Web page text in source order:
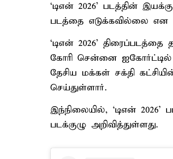
‘டிஎன் 2026’ படத்தின்
படத்தை எடுக்கவில்லை என
‘டிஎன் 2026’
கோரி சென்னை ஐகோர்ட்டில்
தேசிய மக்கள் சக்தி
செய்துள்ளார்.
இந்நிலையில், ‘டிஎன்
படக்குழு அறிவித்துள்ளது.